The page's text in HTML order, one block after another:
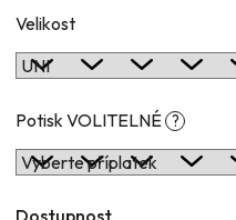
Velikost
Potisk VOLITELNÉ ?
Dostupnost